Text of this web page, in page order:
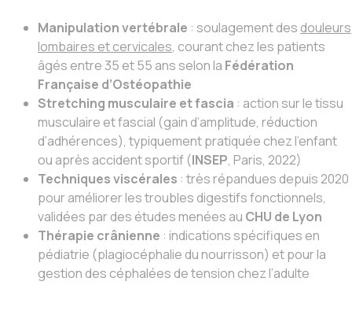
Manipulation vertébrale : soulagement des douleurs
lombaires et cervicales, courant chez les patients
âgés entre 35 et 55 ans selon la Fédération
Française d’Ostéopathie
Stretching musculaire et fascia : action sur le tissu
musculaire et fascial (gain d’amplitude, réduction
d’adhérences), typiquement pratiquée chez l’enfant
ou après accident sportif (INSEP, Paris, 2022)
Techniques viscérales : très répandues depuis 2020
pour améliorer les troubles digestifs fonctionnels,
validées par des études menées au CHU de Lyon
Thérapie crânienne : indications spécifiques en
pédiatrie (plagiocéphalie du nourrisson) et pour la
gestion des céphalées de tension chez l’adulte